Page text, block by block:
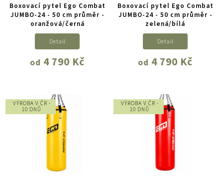
Boxovací pytel Ego Combat
JUMBO-24 - 50 cm průměr -
oranžová/černá
od 4 790 Kč
Detail
Boxovací pytel Ego Combat
JUMBO-24 - 50 cm průměr -
zelená/bílá
od 4 790 Kč
Detail
VÝROBA V ČR -
10 DNŮ
VÝROBA V ČR -
10 DNŮ